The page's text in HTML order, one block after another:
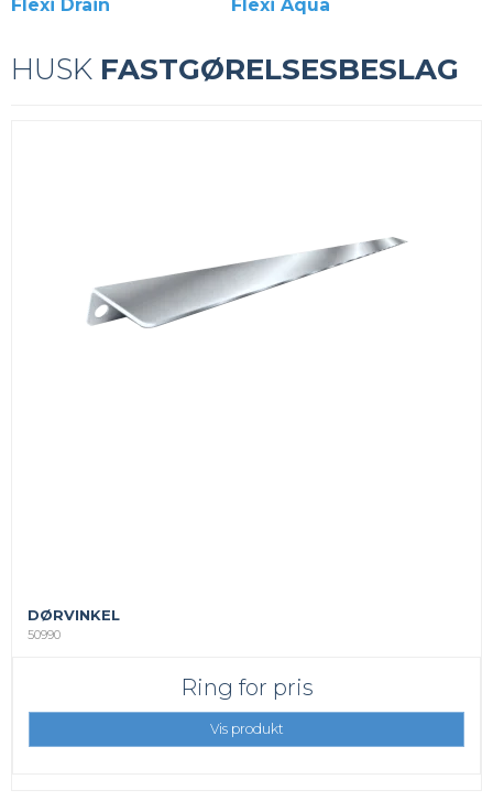
Flexi Drain Flexi Aqua
HUSK FASTGØRELSESBESLAG
DØRVINKEL
50990
Ring for pris
Vis produkt